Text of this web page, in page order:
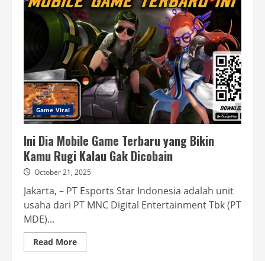
Game Viral
Ini Dia Mobile Game Terbaru yang Bikin
Kamu Rugi Kalau Gak Dicobain
October 21, 2025
Jakarta, – PT Esports Star Indonesia adalah unit
usaha dari PT MNC Digital Entertainment Tbk (PT
MDE)...
Read MoreRead
more